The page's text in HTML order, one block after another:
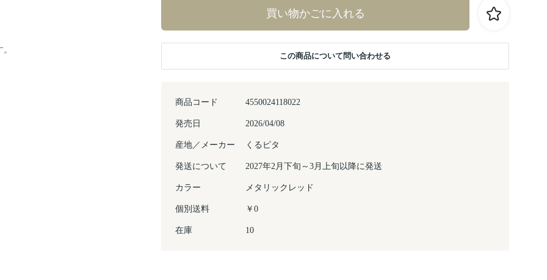
商品コード 4550024118022
発売日 2026/04/08
産地／メーカー くるピタ
発送について 2027年2月下旬～3月上旬以降に発送
カラー メタリックレッド
個別送料 ￥0
在庫 10
買い物かごに入れる
この商品について問い合わせる